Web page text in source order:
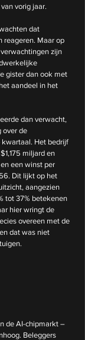
vorig jaar.
dat
reageren. Maar op
zijn
gister dan ook met
aandeel in het
dan verwacht,
over de
kwartaal. Het bedrijf
miljard en
een winst per
Dit lijkt op het
aangezien
tot 37% betekenen
hier wringt de
overeen met de
dat was niet
de AI-chipmarkt –
Beleggers